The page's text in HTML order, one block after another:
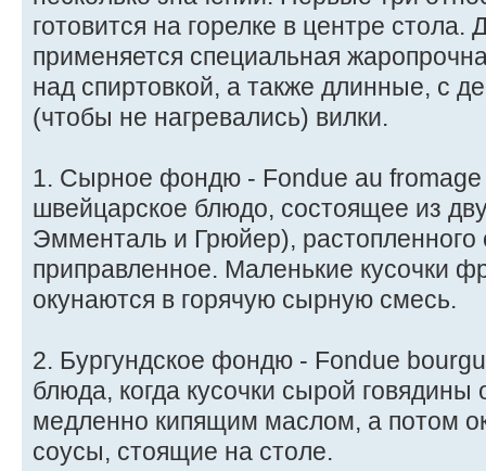
готовится на горелке в центре стола.
применяется специальная
над спиртовкой, а также длинные, с
(чтобы не нагревались) вилки.
1. Сырное фондю - Fondue au fromage
швейцарское блюдо, состоящее из
Эмменталь и Грюйер),
приправленное. Маленькие кусочки
окунаются в горячую сырную смесь.
2. Бургундское фондю - Fondue
блюда, когда кусочки сырой говядины
медленно кипящим маслом, а потом
соусы, стоящие на столе.